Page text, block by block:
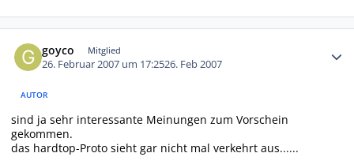
goyco Mitglied
26. Februar 2007 um 17:2526. Feb 2007
AUTOR
sind ja sehr interessante Meinungen zum Vorschein
gekommen.
das hardtop-Proto sieht gar nicht mal verkehrt aus......